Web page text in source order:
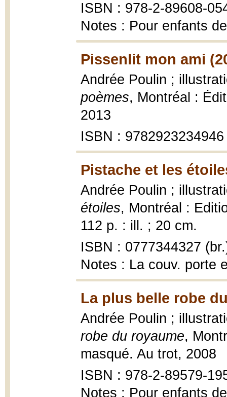
ISBN : 978-2-89608-
Notes : Pour enfants
Pissenlit mon ami
Andrée Poulin ;
poèmes, Montréal :
2013
ISBN : 9782923234946
Pistache et les
Andrée Poulin ;
étoiles, Montréal :
112 p. : ill. ; 20 cm.
ISBN : 0777344327
Notes : La couv. porte
La plus belle robe
Andrée Poulin ;
robe du royaume,
masqué. Au trot, 2008
ISBN : 978-2-89579-
Notes : Pour enfants